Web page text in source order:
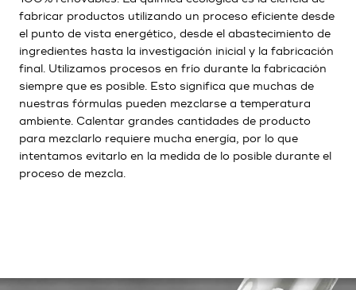
fabricar productos utilizando un proceso eficiente desde
el punto de vista energético, desde el abastecimiento de
ingredientes hasta la investigación inicial y la fabricación
final. Utilizamos procesos en frío durante la fabricación
siempre que es posible. Esto significa que muchas de
nuestras fórmulas pueden mezclarse a temperatura
ambiente. Calentar grandes cantidades de producto
para mezclarlo requiere mucha energía, por lo que
intentamos evitarlo en la medida de lo posible durante el
proceso de mezcla.